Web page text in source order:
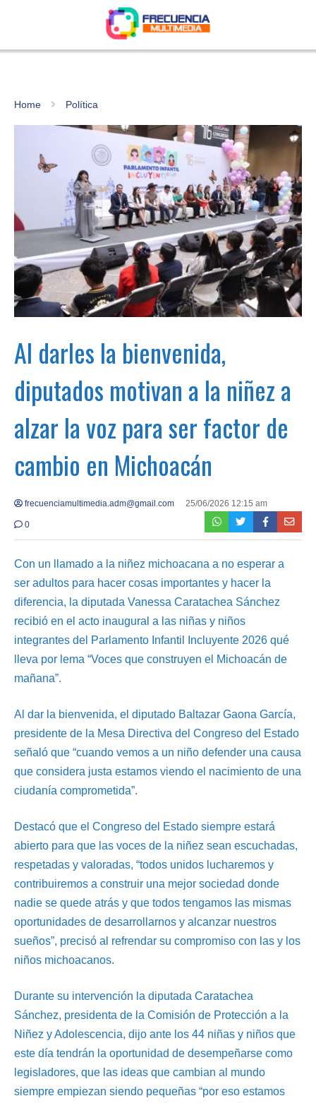
Home Política
Al darles la bienvenida,
diputados motivan a la niñez a
alzar la voz para ser factor de
cambio en Michoacán
frecuenciamultimedia.adm@gmail.com 25/06/2026 12:15 am
0
Con un llamado a la niñez michoacana a no esperar a
ser adultos para hacer cosas importantes y hacer la
diferencia, la diputada Vanessa Caratachea Sánchez
recibió en el acto inaugural a las niñas y niños
integrantes del Parlamento Infantil Incluyente 2026 qué
lleva por lema “Voces que construyen el Michoacán de
mañana”.
Al dar la bienvenida, el diputado Baltazar Gaona García,
presidente de la Mesa Directiva del Congreso del Estado
señaló que “cuando vemos a un niño defender una causa
que considera justa estamos viendo el nacimiento de una
ciudanía comprometida”.
Destacó que el Congreso del Estado siempre estará
abierto para que las voces de la niñez sean escuchadas,
respetadas y valoradas, “todos unidos lucharemos y
contribuiremos a construir una mejor sociedad donde
nadie se quede atrás y que todos tengamos las mismas
oportunidades de desarrollarnos y alcanzar nuestros
sueños”, precisó al refrendar su compromiso con las y los
niños michoacanos.
Durante su intervención la diputada Caratachea
Sánchez, presidenta de la Comisión de Protección a la
Niñez y Adolescencia, dijo ante los 44 niñas y niños que
este día tendrán la oportunidad de desempeñarse como
legisladores, que las ideas que cambian al mundo
siempre empiezan siendo pequeñas “por eso estamos